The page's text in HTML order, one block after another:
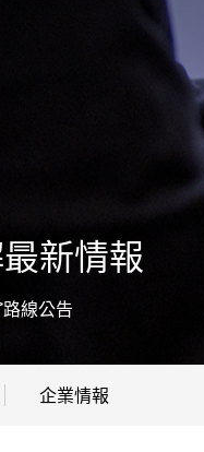
新情報
路線公告
企業情報